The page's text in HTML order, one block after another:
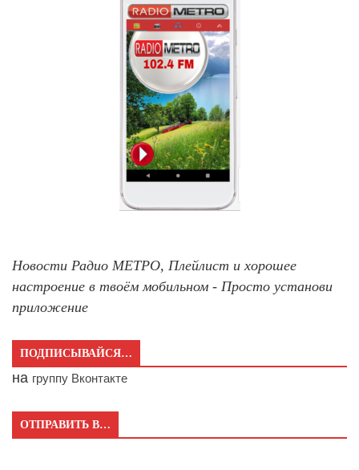
Новости Радио МЕТРО, Плейлист и хорошее
настроение в твоём мобильном - Просто установи
приложение
ПОДПИСЫВАЙСЯ…
на группу Вконтакте
ОТПРАВИТЬ В…